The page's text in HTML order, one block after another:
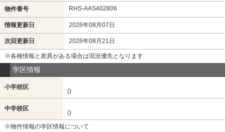
物件番号 RHS-AAS402806
情報更新日 2026年08月07日
次回更新日 2026年08月21日
※各種情報と差異がある場合は現況優先となります
学区情報
小学校区
()
中学校区
()
※物件情報の学区情報について